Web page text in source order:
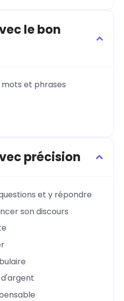
le bon
et phrases
précision
et y répondre
son discours